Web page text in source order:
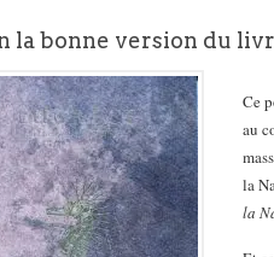
la bonne version du
Ce
au
la
la